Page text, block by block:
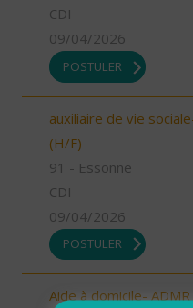
CDI
09/04/2026
POSTULER
auxiliaire de vie
(H/F)
91 - Essonne
CDI
09/04/2026
POSTULER
Aide à domicile-